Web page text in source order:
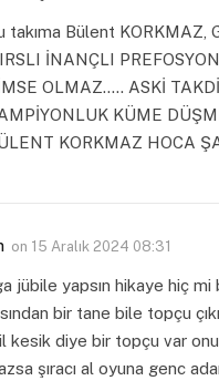
takıma Bülent KORKMAZ,
İNANÇLI
OLMAZ….. ASKİ
KÜME
KORKMAZ HOCA
on 15 Aralık 2024 08:31
jübile yapsın hikaye hiç mi
bir tane bile topçu
kesik diye bir topçu var onu
şıracı al oyuna genc